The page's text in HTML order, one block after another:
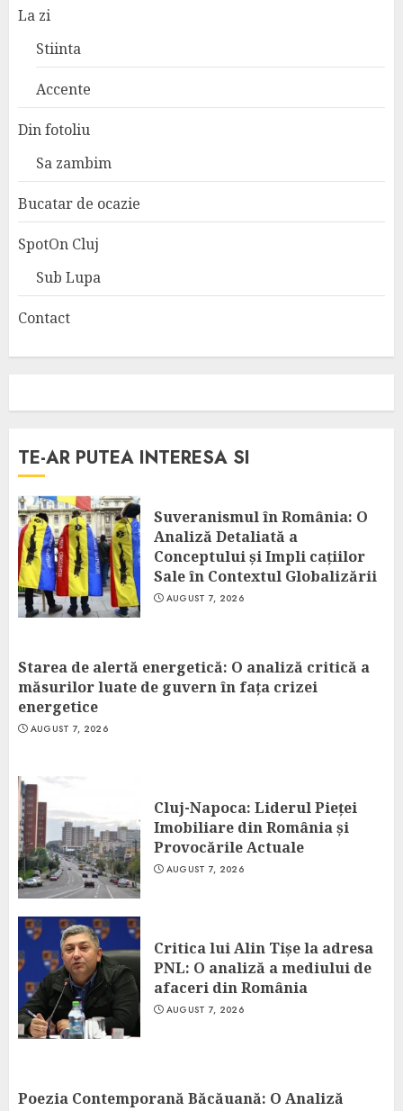
La zi
Stiinta
Accente
Din fotoliu
Sa zambim
Bucatar de ocazie
SpotOn Cluj
Sub Lupa
Contact
TE-AR PUTEA INTERESA SI
Suveranismul în România: O
Analiză Detaliată a
Conceptului și Impli cațiilor
Sale în Contextul Globalizării
AUGUST 7, 2026
Starea de alertă energetică: O analiză critică a
măsurilor luate de guvern în fața crizei
energetice
AUGUST 7, 2026
Cluj-Napoca: Liderul Pieței
Imobiliare din România și
Provocările Actuale
AUGUST 7, 2026
Critica lui Alin Tișe la adresa
PNL: O analiză a mediului de
afaceri din România
AUGUST 7, 2026
Poezia Contemporană Băcăuană: O Analiză